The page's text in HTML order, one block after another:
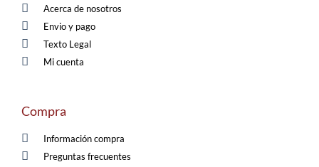
Acerca de nosotros
Envio y pago
Texto Legal
Mi cuenta
Compra
Información compra
Preguntas frecuentes